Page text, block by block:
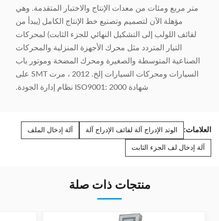
متر مربع ومئات من معدات الإنتاج والاختبار المتقدمة. وهي
مؤهلة الآن لتصميم وتصنيع خط الإنتاج الكامل (يبدأ من
لفائف اللولب إلى التشكيل النهائي للجزء الثابت) لمحركات
التيار المتردد مثل محرك الأجهزة المنزلية والمحركات
الصناعية المتوسطة والصغيرة ومحرك المضخة وموتور باب
السيارات ومحركات السيارات إلخ. 2012 ، مرت SMT على
شهادة ISO9001: 2000 نظام إدارة الجودة.
العلامات: الوتد الإدراج آلة لفائف الإدراج آلة آلة إدخال الملف
آلة إدخال لف الجزء الثابت
منتجات ذات صلة